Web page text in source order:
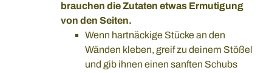
brauchen die Zutaten etwas Ermutigung
von den Seiten.
Wenn hartnäckige Stücke an den
Wänden kleben, greif zu deinem Stößel
und gib ihnen einen sanften Schubs